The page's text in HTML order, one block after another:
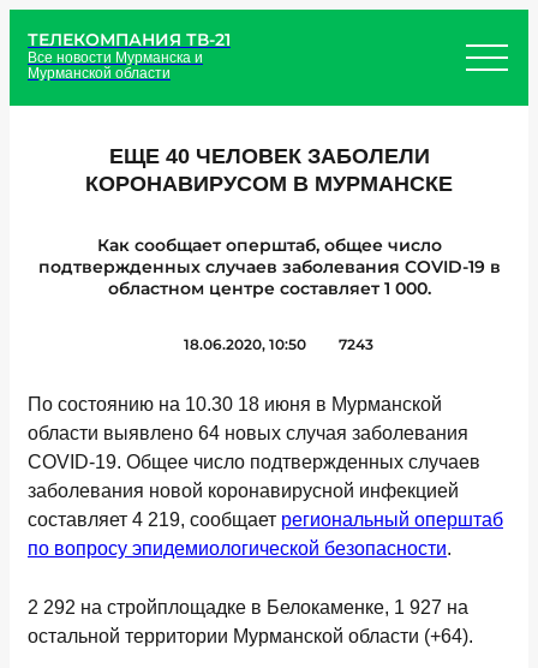
ТЕЛЕКОМПАНИЯ ТВ-21
Все новости Мурманска и
Мурманской области
ЕЩЕ 40 ЧЕЛОВЕК ЗАБОЛЕЛИ
КОРОНАВИРУСОМ В МУРМАНСКЕ
Как сообщает оперштаб, общее число
подтвержденных случаев заболевания COVID-19 в
областном центре составляет 1 000.
18.06.2020, 10:50 7243
По состоянию на 10.30 18 июня в Мурманской
области выявлено 64 новых случая заболевания
COVID-19. Общее число подтвержденных случаев
заболевания новой коронавирусной инфекцией
составляет 4 219, сообщает региональный оперштаб
по вопросу эпидемиологической безопасности.
2 292 на стройплощадке в Белокаменке, 1 927 на
остальной территории Мурманской области (+64).